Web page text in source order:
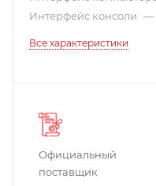
Интерфейс консоли —
Все характеристики
Официальный
поставщик